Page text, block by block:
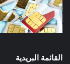
القائمة البريدية